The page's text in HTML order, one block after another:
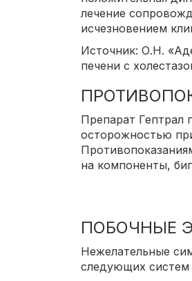
лечение
исчезновением
Источник: О.Н.
печени с
Препарат Гептрал
осторожностью
на компоненты,
ПОБОЧНЫЕ
Нежелательные
следующих систем